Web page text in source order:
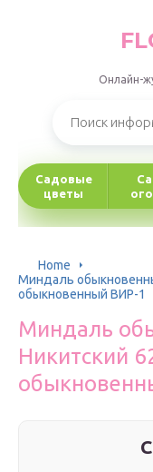
Онлайн-
Садовые
цветы
Home
Миндаль
обыкновенный ВИР-1
Миндаль
Никитский